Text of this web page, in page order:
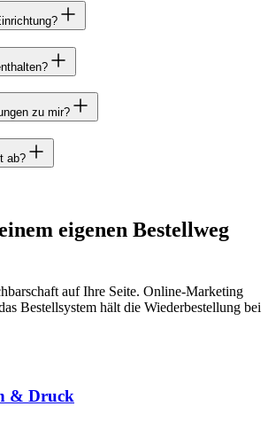
zu mir?
ab?
eigenen Bestellweg
auf Ihre Seite. Online-Marketing
Bestellsystem hält die Wiederbestellung bei
& Druck